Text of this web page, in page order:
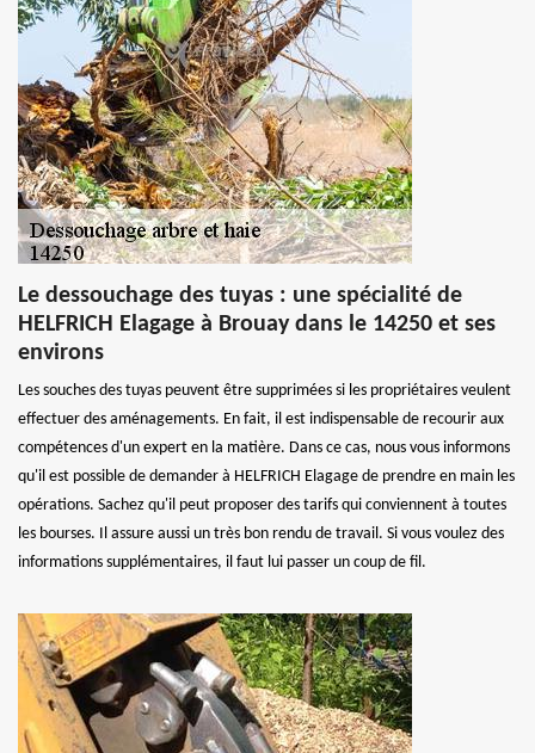
Le dessouchage des tuyas : une spécialité de
HELFRICH Elagage à Brouay dans le 14250 et ses
environs
Les souches des tuyas peuvent être supprimées si les propriétaires veulent
effectuer des aménagements. En fait, il est indispensable de recourir aux
compétences d'un expert en la matière. Dans ce cas, nous vous informons
qu'il est possible de demander à HELFRICH Elagage de prendre en main les
opérations. Sachez qu'il peut proposer des tarifs qui conviennent à toutes
les bourses. Il assure aussi un très bon rendu de travail. Si vous voulez des
informations supplémentaires, il faut lui passer un coup de fil.